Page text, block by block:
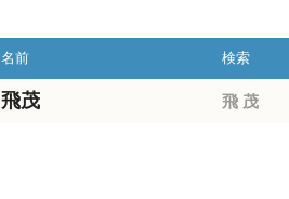
名前 検索
飛茂 飛 茂